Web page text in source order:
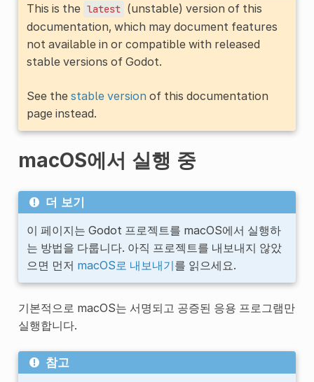
This is the latest (unstable) version of this
documentation, which may document features
not available in or compatible with released
stable versions of Godot.
See the stable versionof this documentation
page instead.
macOS에서 실행 중
더 보기
이 페이지는 Godot 프로젝트를 macOS에서 실행하
는 방법을 다룹니다. 아직 프로젝트를 내보내지 않았
으면 먼저 macOS로 내보내기를 읽으세요.
기본적으로 macOS는 서명되고 공증된 응용 프로그램만
실행합니다.
참고